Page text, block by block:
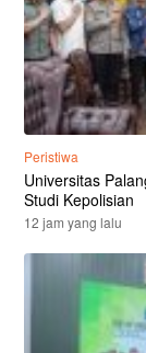
Peristiwa
Universitas
Studi Kepolisian
12 jam yang lalu